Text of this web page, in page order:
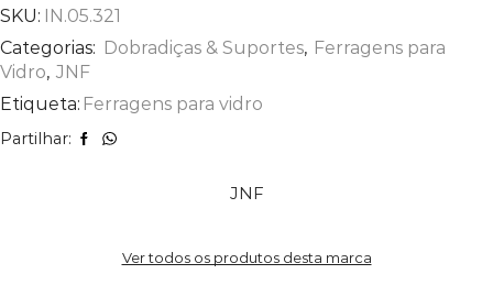
SKU: IN.05.321
Categorias: Dobradiças & Suportes, Ferragens para
Vidro, JNF
Etiqueta: Ferragens para vidro
Partilhar:
JNF
Ver todos os produtos desta marca